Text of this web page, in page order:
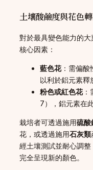
土壤酸鹼度與花色
對於最具變色能力的
核心因素：
藍色花：需偏酸
以利於鋁元素釋
粉色或紅色花：
7），鋁元素在
栽培者可透過施用硫酸
花，或透過施用石灰類
經土壤測試並耐心調
完全呈現新的顏色。